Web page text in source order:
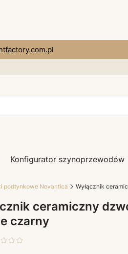
Konfigurator szynoprzewodów
podtynkowe Novantica Wyłącznik
ceramiczny
czarny